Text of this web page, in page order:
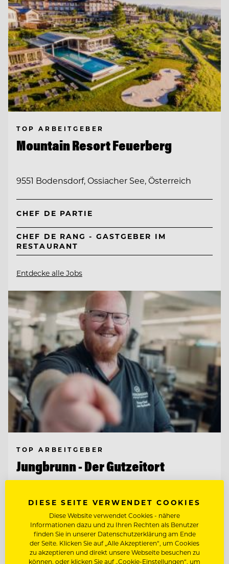
TOP ARBEITGEBER
Mountain Resort Feuerberg
9551 Bodensdorf, Ossiacher See, Österreich
CHEF DE PARTIE
CHEF DE RANG - GASTGEBER IM
RESTAURANT
Entdecke alle Jobs
TOP ARBEITGEBER
Jungbrunn - Der Gutzeitort
6675 Tannheim/Tirol, Österreich
KÜCHENCHEF A LA CARTE (M/W/D)
SCHANKMITARBEITER (M/W/D)
DIESE SEITE VERWENDET COOKIES
Diese Website verwendet Cookies - nähere
Informationen dazu und zu Ihren Rechten als Benutzer
finden Sie in unserer Datenschutzerklärung am Ende
der Seite. Klicken Sie auf „Alle Akzeptieren“, um Cookies
zu akzeptieren und direkt unsere Webseite besuchen zu
können, oder klicken Sie auf „Cookie-Einstellungen“, um